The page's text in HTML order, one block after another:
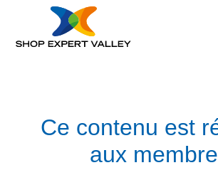
Ce contenu est
aux